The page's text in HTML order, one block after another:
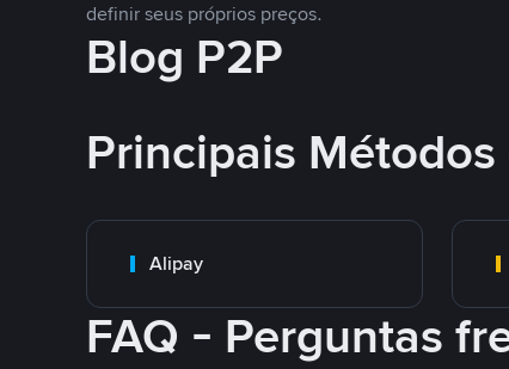
definir seus próprios preços.
Blog P2P
Principais
Alipay
FAQ - Perguntas